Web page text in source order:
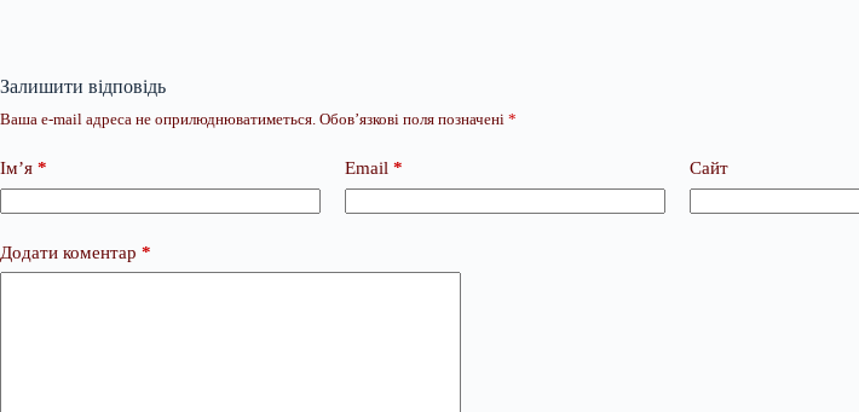
Залишити відповідь
Ваша e-mail адреса не оприлюднюватиметься. Обов’язкові поля позначені *
Ім’я * Email * Сайт
Додати коментар *